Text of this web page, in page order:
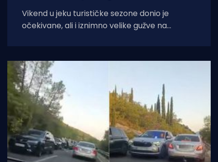
Vikend u jeku turističke sezone donio je
očekivane, ali i iznimno velike gužve na